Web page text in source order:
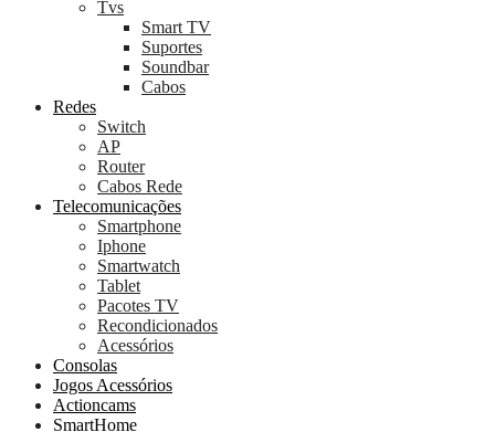
Tvs
Smart TV
Suportes
Soundbar
Cabos
Redes
Switch
AP
Router
Cabos Rede
Telecomunicações
Smartphone
Iphone
Smartwatch
Tablet
Pacotes TV
Recondicionados
Acessórios
Consolas
Jogos Acessórios
Actioncams
SmartHome